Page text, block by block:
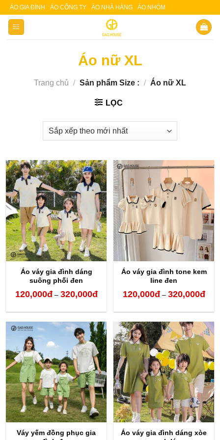
Skip
content
ÁO GIA ĐÌNH ÁO CÔNG TY ÁO NHÀ HÀNG ÁO NHÓM
Áo nữ XL
Trang chủ / Sản phẩm Size : / Áo nữ XL
LỌC
Áo váy gia đình dáng
suông phối đen
120,000đ – 320,000đKhoảng
từ
120,000đ
đến
320,000đ
Áo váy gia đình tone kem
line đen
120,000đ – 320,000đ
từ
đến
Váy yếm đồng phục gia
Áo váy gia đình dáng xòe